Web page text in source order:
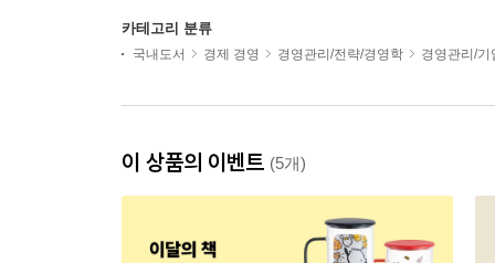
카테고리 분류
국내도서 경제 경영 경영관리/전략/경영학 경영관리/기
이 상품의 이벤트 (5개)